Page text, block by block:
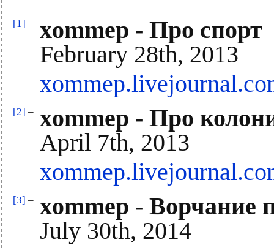
[1] – xommep - Про спорт
February 28th, 2013
[2] – xommep - Про
April 7th, 2013
[3] – xommep - Ворчание
July 30th, 2014